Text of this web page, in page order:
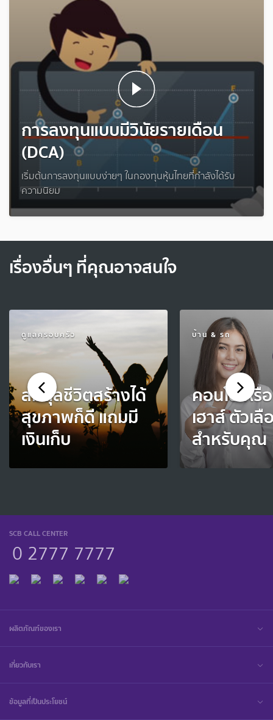
การลงทุนแบบมีวินัยรายเดือน
(DCA)
เริ่มต้นการลงทุนแบบง่ายๆ ในกองทุนหุ้นไทยที่กำลังได้รับ
ความนิยม
เรื่องอื่นๆ ที่คุณอาจสนใจ
ดูแลครอบครัว
สมดุลชีวิตสร้างได้
สุขภาพก็ดี แถมมี
เงินเก็บ
บ้าน & รถ
คอนโด หรื
เฮาส์ ตัวเลื
สำหรับคุณ
SCB CALL CENTER
0 2777 7777
ผลิตภัณฑ์ของเรา
เกี่ยวกับเรา
ข้อมูลที่เป็นประโยชน์